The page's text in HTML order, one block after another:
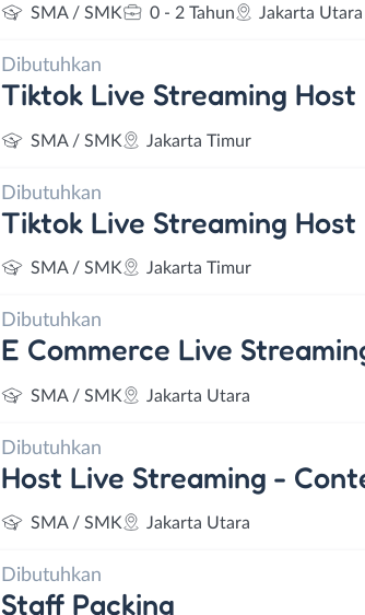
SMA / SMK 0 - 2 Tahun Jakarta Utara
Dibutuhkan
Tiktok Live Streaming Host
SMA / SMK Jakarta Timur
Dibutuhkan
Tiktok Live Streaming Host
SMA / SMK Jakarta Timur
Dibutuhkan
E Commerce Live
SMA / SMK Jakarta Utara
Dibutuhkan
Host Live Streaming -
SMA / SMK Jakarta Utara
Dibutuhkan
Staff Packing